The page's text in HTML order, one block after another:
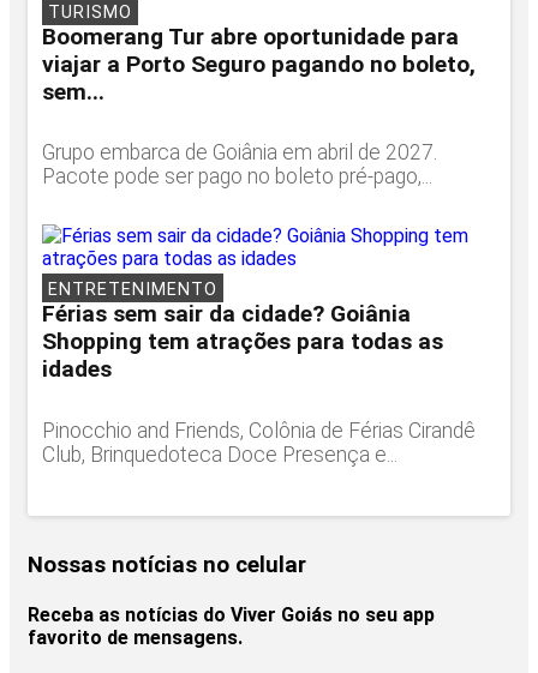
TURISMO
Boomerang Tur abre oportunidade para
viajar a Porto Seguro pagando no boleto,
sem...
Grupo embarca de Goiânia em abril de 2027.
Pacote pode ser pago no boleto pré-pago,...
ENTRETENIMENTO
Férias sem sair da cidade? Goiânia
Shopping tem atrações para todas as
idades
Pinocchio and Friends, Colônia de Férias Cirandê
Club, Brinquedoteca Doce Presença e...
Nossas notícias no celular
Receba as notícias do Viver Goiás no seu app
favorito de mensagens.